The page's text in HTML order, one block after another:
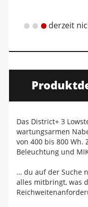
derzeit
Das District+ 3
wartungsarmen
von 400 bis 800
Beleuchtung und
… du auf der Suche
alles mitbringt, was